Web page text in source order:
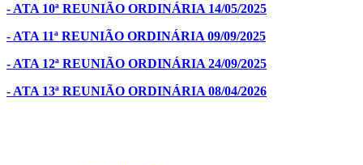
- ATA 10ª REUNIÃO ORDINÁRIA 14/05/2025
- ATA 11ª REUNIÃO ORDINÁRIA 09/09/2025
- ATA 12ª REUNIÃO ORDINÁRIA 24/09/2025
- ATA 13ª REUNIÃO ORDINÁRIA 08/04/2026